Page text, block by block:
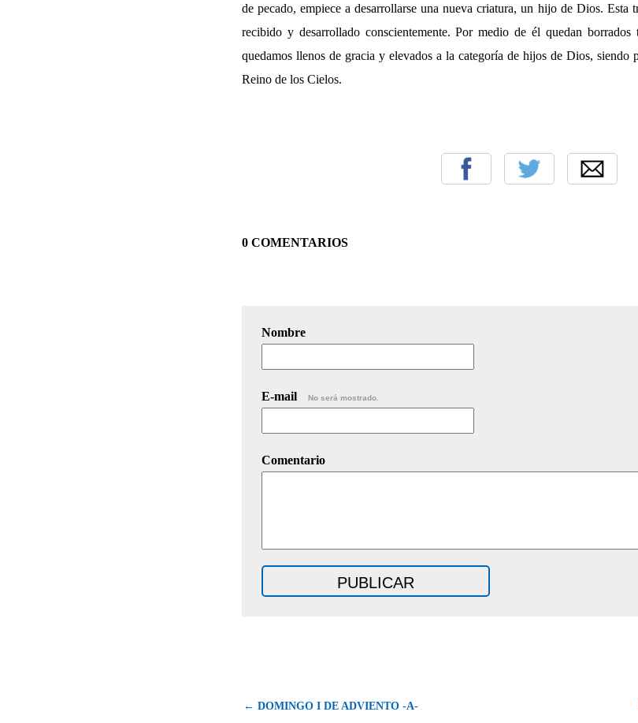
de pecado, empiece a desarrollarse una nueva criatura, un hijo de Dios. Esta
recibido y desarrollado conscientemente. Por medio de él quedan borrados
quedamos llenos de gracia y elevados a la categoría de hijos de Dios, siendo
Reino de los Cielos.
0 COMENTARIOS
Nombre
E-mail No será mostrado.
Comentario
← DOMINGO I DE ADVIENTO -A-